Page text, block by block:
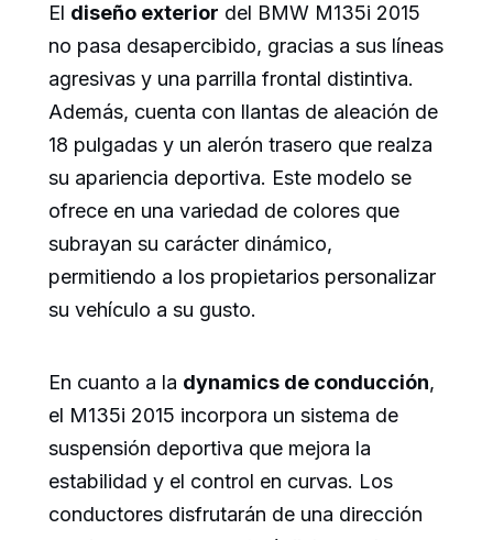
El diseño exterior del BMW M135i 2015
no pasa desapercibido, gracias a sus líneas
agresivas y una parrilla frontal distintiva.
Además, cuenta con llantas de aleación de
18 pulgadas y un alerón trasero que realza
su apariencia deportiva. Este modelo se
ofrece en una variedad de colores que
subrayan su carácter dinámico,
permitiendo a los propietarios personalizar
su vehículo a su gusto.
En cuanto a la dynamics de conducción,
el M135i 2015 incorpora un sistema de
suspensión deportiva que mejora la
estabilidad y el control en curvas. Los
conductores disfrutarán de una dirección